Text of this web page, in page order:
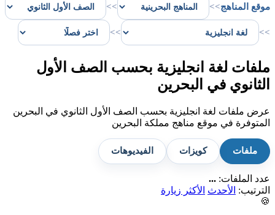
موقع المناهج>>
>>
>>
>>
ملفات لغة انجليزية بحسب الصف الأول
الثانوي في البحرين
عرض ملفات لغة انجليزية بحسب الصف الأول الثانوي في البحرين
المتوفرة في موقع مناهج مملكة البحرين
ملفات كويزات الفيديوهات
عدد الملفات: ...
الترتيب:
الأحدث
الأكثر زيارة
🍪